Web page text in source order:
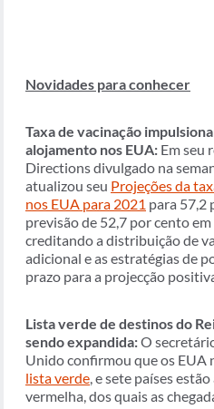
Novidades para conhecer
Taxa de vacinação
alojamento nos EUA: Em seu
Directions divulgado na
atualizou seu Projeções da
nos EUA para 2021 para 57,2
previsão de 52,7 por cento
creditando a distribuição de
adicional e as estratégias de
prazo para a projecção
Lista verde de destinos do
sendo expandida:O
Unido confirmou que os EUA
lista verde, e sete países
vermelha, dos quais as